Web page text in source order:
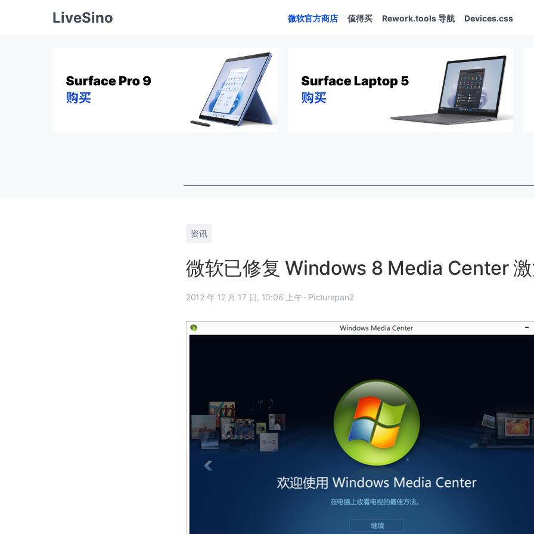
LiveSino 微软官方商店 值得买 Rework.tools 导航 Devices.css
资讯
微软已修复 Windows 8 Media Center
2012 年 12 月 17 日, 10:06 上午 · Picturepan2